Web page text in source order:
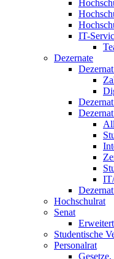
IT-
Dezernate
Hochschulrat
Senat
Studentische
Personalrat